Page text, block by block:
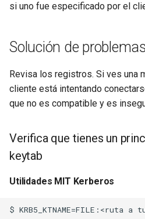
signal
smtp
snappy
stats
string
t1k
si uno fue especificado por el
Solución de problemas
Revisa los registros. Si ves una
cliente está intentando
que no es compatible y es
Verifica que tienes un
keytab
Utilidades MIT Kerberos